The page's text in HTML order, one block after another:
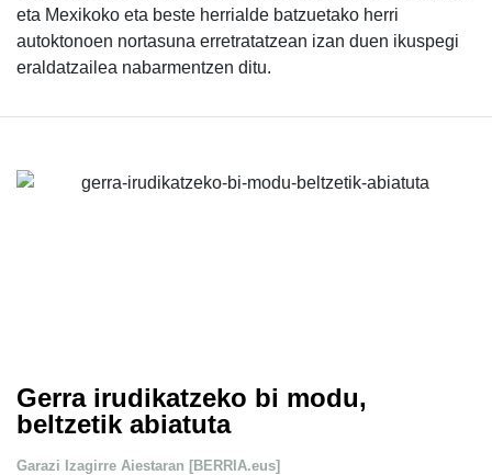
eta Mexikoko eta beste herrialde batzuetako herri
autoktonoen nortasuna erretratatzean izan duen ikuspegi
eraldatzailea nabarmentzen ditu.
Gerra irudikatzeko bi modu,
beltzetik abiatuta
Garazi Izagirre Aiestaran [BERRIA.eus]